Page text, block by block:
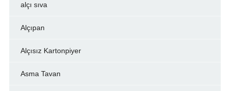
alçı sıva
Alçıpan
Alçısız Kartonpiyer
Asma Tavan